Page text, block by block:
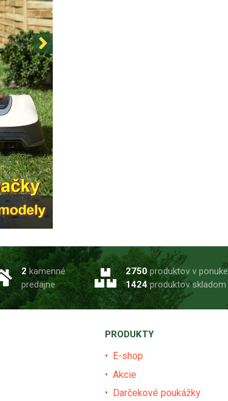
2 kamenné
predajne
2750produktov v ponuke
1424produktov skladom
PRODUKTY
E-shop
Akcie
Darčekové poukážky